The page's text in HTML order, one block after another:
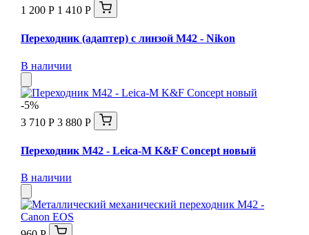
1 200 Р 1 410 Р
Переходник (адаптер) с линзой М42 - Nikon
В наличии
-5%
3 710 Р 3 880 Р
Переходник M42 - Leica-M K&F Concept новый
В наличии